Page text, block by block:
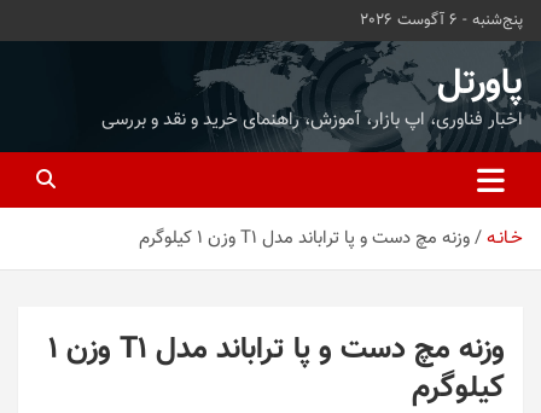
محتوا
بروید
پنج‌شنبه - 6 آگوست 2026
پاورتل
اخبار فناوری، اپ بازار، آموزش، راهنمای خرید و نقد و بررسی
خـانـه وزنه مچ دست و پا تراباند مدل T1 وزن 1 کیلوگرم
وزنه مچ دست و پا تراباند مدل T1 وزن 1
کیلوگرم